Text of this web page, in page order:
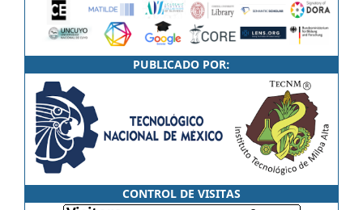
PUBLICADO POR:
CONTROL DE VISITAS